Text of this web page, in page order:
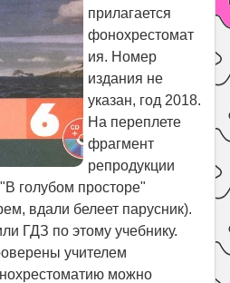
прилагается
фонохрестомат
ия. Номер
издания не
указан, год 2018.
На переплете
фрагмент
репродукции
голубом просторе"
вдали белеет парусник).
ГДЗ по этому учебнику.
учителем
можно